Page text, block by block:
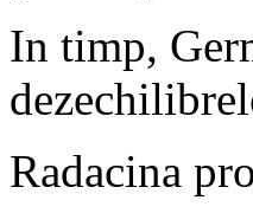
In timp,
Radacina